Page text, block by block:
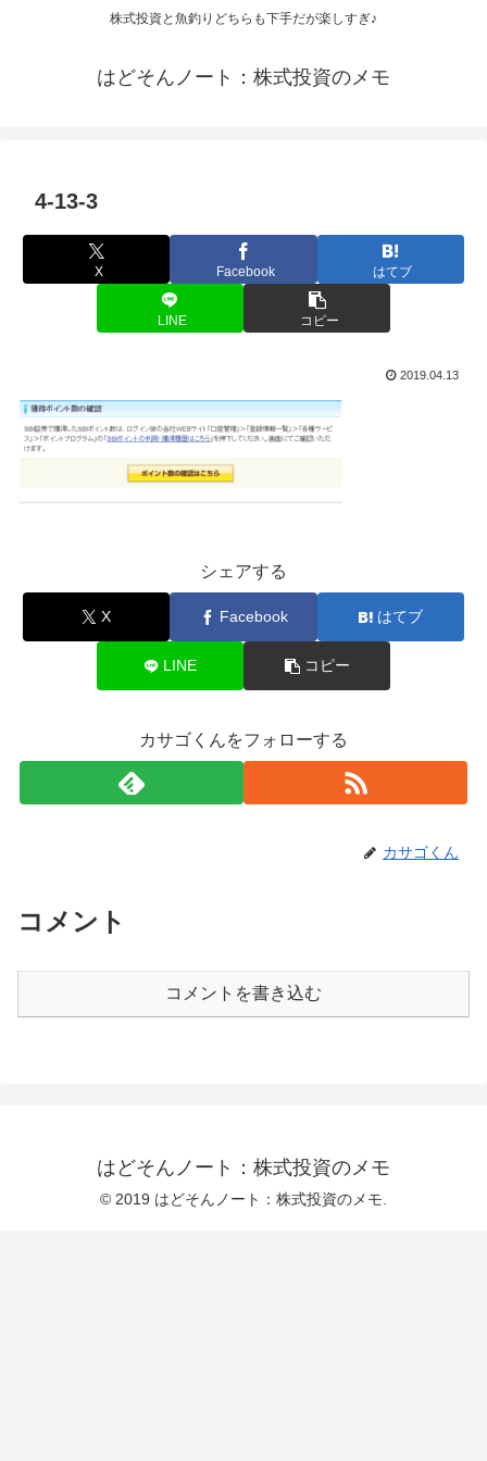
株式投資と魚釣りどちらも下手だが楽しすぎ♪
はどそんノート：株式投資のメモ
4-13-3
X Facebook はてブ
LINE コピー
2019.04.13
シェアする
X Facebook はてブ
LINE コピー
カサゴくんをフォローする
カサゴくん
コメント
コメントを書き込む
はどそんノート：株式投資のメモ
© 2019 はどそんノート：株式投資のメモ.